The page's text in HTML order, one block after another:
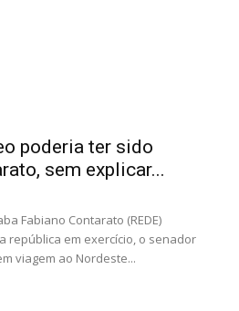
poderia ter sido
sem explicar...
Fabiano Contarato (REDE)
república em exercício, o senador
viagem ao Nordeste...